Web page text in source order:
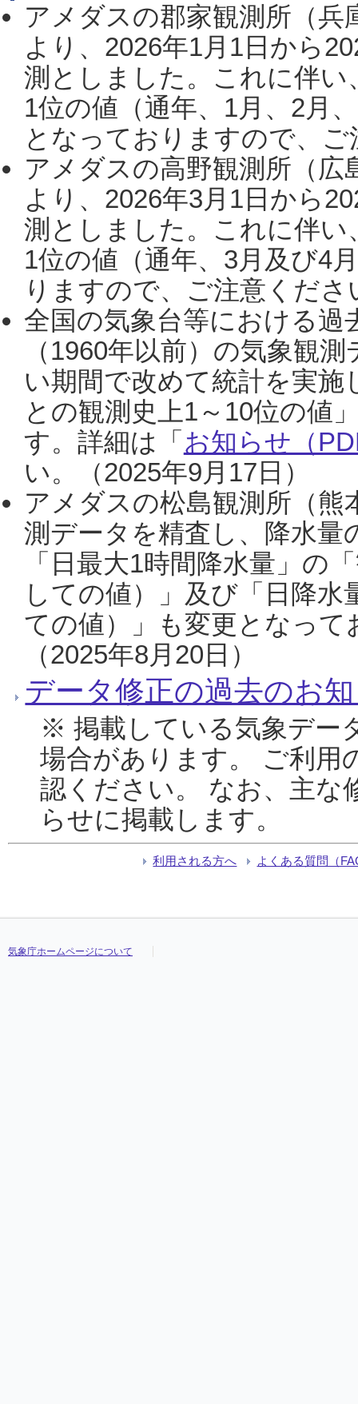
アメダスの郡家観測所（
より、2026年1月1日から
測としました。これに伴い
1位の値（通年、1月、2月
となっておりますので、
アメダスの高野観測所（
より、2026年3月1日から
測としました。これに伴い
1位の値（通年、3月及び4
りますので、ご注意くだ
全国の気象台等における過
（1960年以前）の気象観
い期間で改めて統計を実
との観測史上1～10位の値
す。詳細は「 お知らせ（
い。（2025年9月17日）
アメダスの松島観測所（熊
測データを精査し、降水
「日最大1時間降水量」の
しての値）」及び「日降
ての値）」も変更となっ
（2025年8月20日）
データ修正の過去のお
※ 掲載している気象デー
場合があります。 ご利用
認ください。 なお、主な
らせに掲載します。
利用される方へ よくある質問（
気象庁ホームページについて